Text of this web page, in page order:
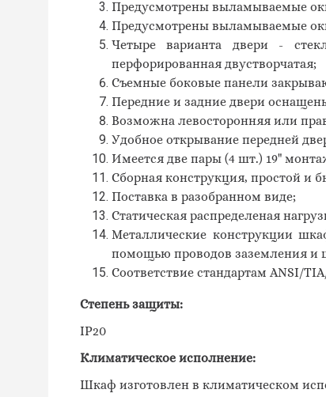
Предусмотрены выламываемые
Предусмотрены выламываемые
Четыре варианта двери -
перфорированная двустворчатая;
Съемные боковые панели
Передние и задние двери
Возможна левосторонняя или
Удобное открывание передней
Имеется две пары (4 шт.) 19"
Сборная конструкция, простой и
Поставка в разобранном виде;
Статическая распределеная
Металлические конструкции
помощью проводов заземления и
Соответствие стандартам ANSI/TIA
Степень защиты:
IP20
Климатическое исполнение:
Шкаф изготовлен в климатическом